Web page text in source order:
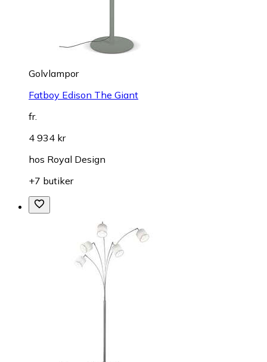
Golvlampor
Fatboy Edison The Giant
fr.
4 934 kr
hos Royal Design
+7 butiker